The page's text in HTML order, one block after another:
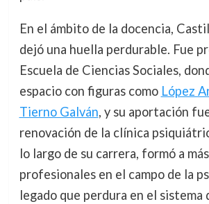
En el ámbito de la docencia,
dejó una huella perdurable. Fue
Escuela de Ciencias Sociales,
espacio con figuras como López
Tierno Galván, y su aportación
renovación de la clínica
lo largo de su carrera, formó a
profesionales en el campo de la
legado que perdura en el sistema